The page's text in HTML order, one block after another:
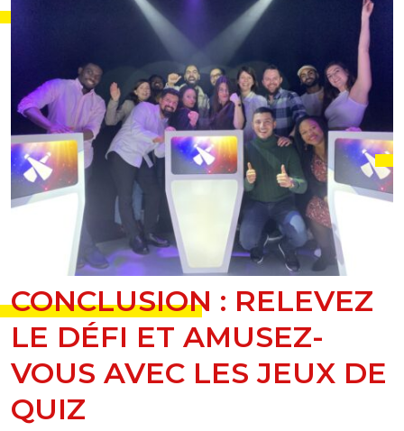
CONCLUSION : RELEVEZ
LE DÉFI ET AMUSEZ-
VOUS AVEC LES JEUX DE
QUIZ